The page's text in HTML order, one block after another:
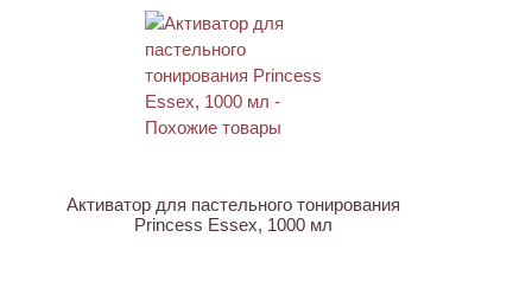
Активатор для пастельного тонирования
Princess Essex, 1000 мл